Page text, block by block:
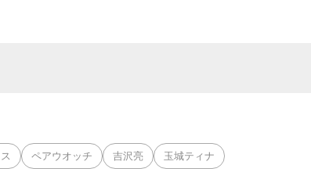
ペアウオッチ 吉沢亮 玉城ティナ